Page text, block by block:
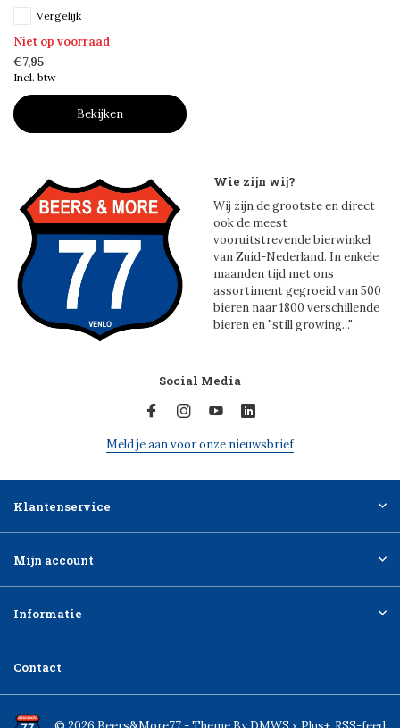
Vergelijk
Niet op voorraad
€7,95
Incl. btw
Bekijken
Wie zijn wij?
Wij zijn de grootste en direct
ook de meest
vooruitstrevende bierwinkel
van Zuid-Nederland. In enkele
maanden tijd met ons
assortiment gegroeid van 500
bieren naar 1800 verschillende
bieren en "still growing..."
Social Media
Meld je aan voor onze nieuwsbrief
Klantenservice
Mijn account
Informatie
Contact